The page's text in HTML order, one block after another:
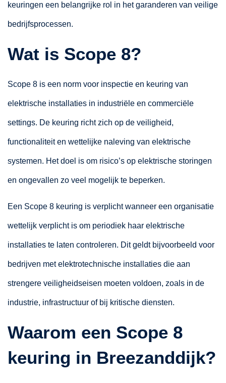
keuringen een belangrijke rol in het garanderen van veilige
bedrijfsprocessen.
Wat is Scope 8?
Scope 8 is een norm voor inspectie en keuring van
elektrische installaties in industriële en commerciële
settings. De keuring richt zich op de veiligheid,
functionaliteit en wettelijke naleving van elektrische
systemen. Het doel is om risico’s op elektrische storingen
en ongevallen zo veel mogelijk te beperken.
Een Scope 8 keuring is verplicht wanneer een organisatie
wettelijk verplicht is om periodiek haar elektrische
installaties te laten controleren. Dit geldt bijvoorbeeld voor
bedrijven met elektrotechnische installaties die aan
strengere veiligheidseisen moeten voldoen, zoals in de
industrie, infrastructuur of bij kritische diensten.
Waarom een Scope 8
keuring in Breezanddijk?